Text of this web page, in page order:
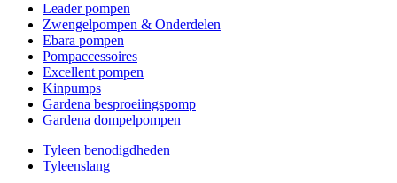
Leader pompen
Zwengelpompen & Onderdelen
Ebara pompen
Pompaccessoires
Excellent pompen
Kinpumps
Gardena besproeiingspomp
Gardena dompelpompen
Tyleen benodigdheden
Tyleenslang